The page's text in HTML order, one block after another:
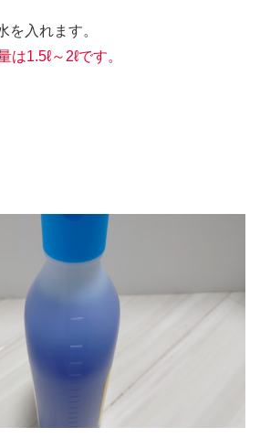
を入れます。
1.5ℓ～2ℓです。